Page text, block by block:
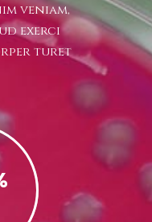
veniam,
exerci
turet